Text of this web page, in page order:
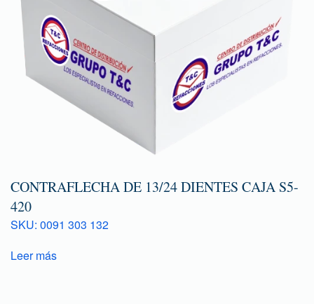
CONTRAFLECHA DE 13/24 DIENTES CAJA S5-
420
SKU: 0091 303 132
Leer más